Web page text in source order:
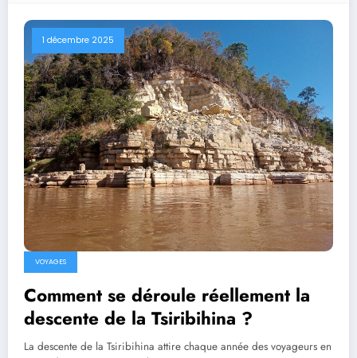
1 décembre 2025
VOYAGES
Comment se déroule réellement la
descente de la Tsiribihina ?
La descente de la Tsiribihina attire chaque année des voyageurs en